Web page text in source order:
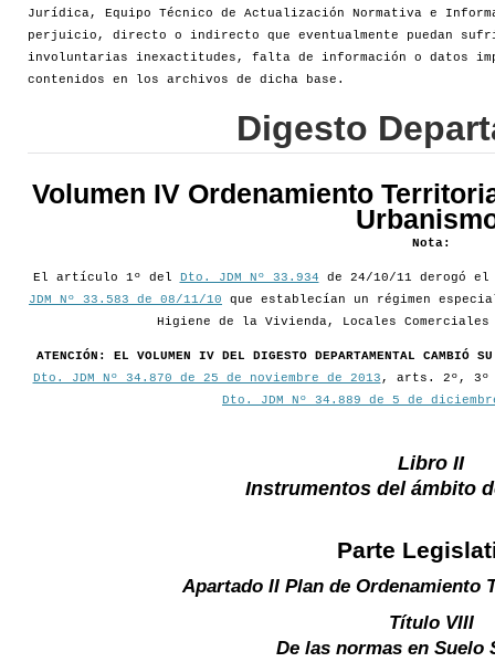
Jurídica, Equipo Técnico de Actualización Normativa e
perjuicio, directo o indirecto que eventualmente puedan
involuntarias inexactitudes, falta de información o datos
contenidos en los archivos de dicha base.
Digesto
Volumen IV Ordenamiento
Nota:
El artículo 1º del Dto. JDM Nº 33.934 de 24/10/11 derogó
JDM Nº 33.583 de 08/11/10 que establecían un régimen
Higiene de la Vivienda, Locales
ATENCIÓN: EL VOLUMEN IV DEL DIGESTO DEPARTAMENTAL CAMBIÓ
Dto. JDM Nº 34.870 de 25 de noviembre de 2013 , arts. 2º, 3º
Dto. JDM Nº 34.889 de 5 de
Libro II
Instrumentos del ámbito
Parte
Apartado II Plan de Ordenamiento
Título VIII
De las normas en Suelo